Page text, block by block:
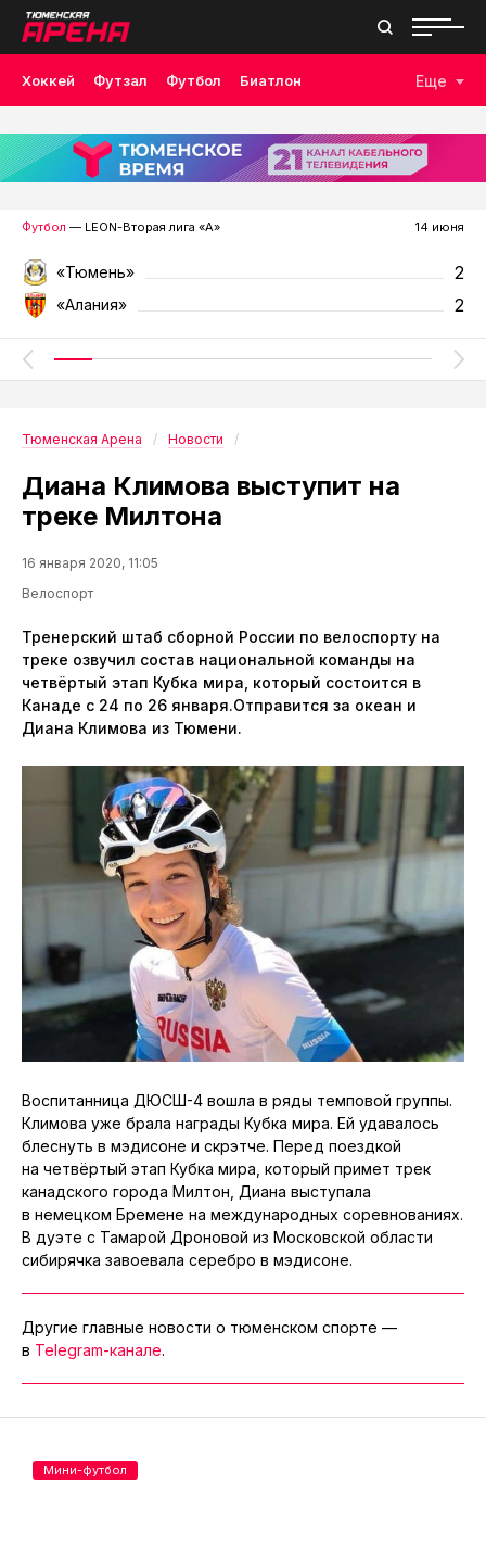
Хоккей Футзал Футбол Биатлон
Лыжные гонки Волейбол Плавание Дзюдо
Скалолазание Велоспорт Бокс
Еще
Футбол — LEON-Вторая лига «А» 14 июня
«Тюмень» 2
«Алания» 2
Тюменская Арена Новости
Диана Климова выступит на
треке Милтона
16 января 2020, 11:05
Велоспорт
Тренерский штаб сборной России по велоспорту на
треке озвучил состав национальной команды на
четвёртый этап Кубка мира, который состоится в
Канаде с 24 по 26 января.Отправится за океан и
Диана Климова из Тюмени.
Воспитанница ДЮСШ-4 вошла в ряды темповой группы.
Климова уже брала награды Кубка мира. Ей удавалось
блеснуть в мэдисоне и скрэтче. Перед поездкой
на четвёртый этап Кубка мира, который примет трек
канадского города Милтон, Диана выступала
в немецком Бремене на международных соревнованиях.
В дуэте с Тамарой Дроновой из Московской области
сибирячка завоевала серебро в мэдисоне.
Другие главные новости о тюменском спорте —
в Telegram-канале.
Мини-футбол